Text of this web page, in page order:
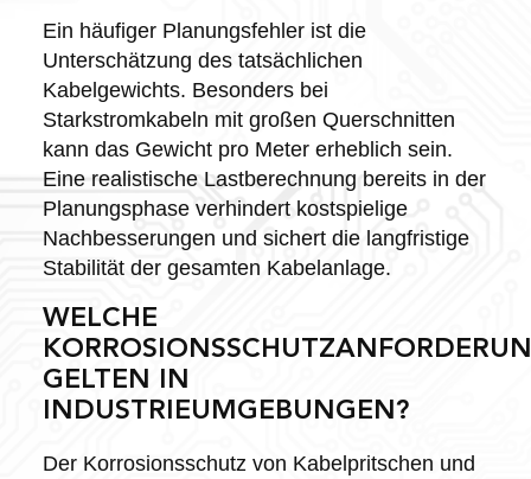
Ein häufiger Planungsfehler ist die
Unterschätzung des tatsächlichen
Kabelgewichts. Besonders bei
Starkstromkabeln mit großen Querschnitten
kann das Gewicht pro Meter erheblich sein.
Eine realistische Lastberechnung bereits in der
Planungsphase verhindert kostspielige
Nachbesserungen und sichert die langfristige
Stabilität der gesamten Kabelanlage.
WELCHE
GELTEN IN
INDUSTRIEUMGEBUNGEN?
Der Korrosionsschutz von Kabelpritschen und